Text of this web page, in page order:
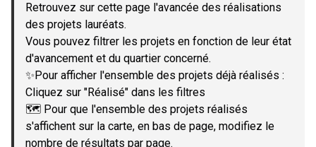
−
Retrouvez sur cette page l'avancée des réalisations
des projets lauréats.
Vous pouvez filtrer les projets en fonction de leur état
d'avancement et du quartier concerné.
✨Pour afficher l'ensemble des projets déjà réalisés :
Cliquez sur "Réalisé" dans les filtres
🗺️ Pour que l'ensemble des projets réalisés
s'affichent sur la carte, en bas de page, modifiez le
nombre de résultats par page.